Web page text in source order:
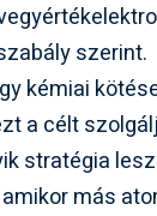
szerint.
kémiai
a célt
stratégia
más